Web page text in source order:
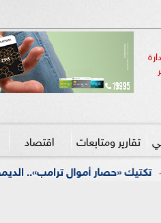
تقارير ومتابعات اقتصاد
ترامب».. الديمقراطيون يخططون